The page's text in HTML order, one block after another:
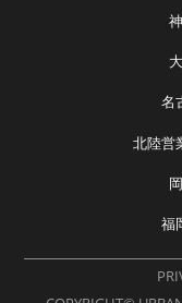
名
北陸営
福